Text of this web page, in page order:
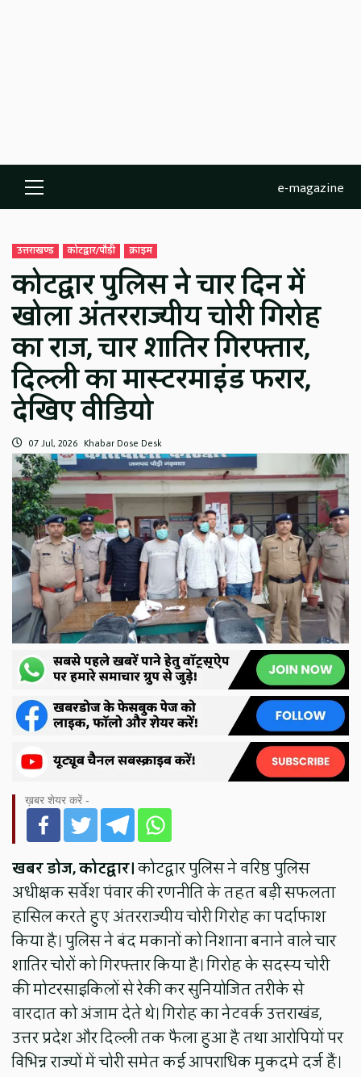
Primary
Menu
e-magazine
उत्तराखण्ड कोटद्वार/पौड़ी क्राइम
कोटद्वार पुलिस ने चार दिन में
खोला अंतरराज्यीय चोरी गिरोह
का राज, चार शातिर गिरफ्तार,
दिल्ली का मास्टरमाइंड फरार,
देखिए वीडियो
07 Jul, 2026 Khabar Dose Desk
ख़बर शेयर करें -
खबर डोज, कोटद्वार।कोटद्वार पुलिस ने वरिष्ठ पुलिस
अधीक्षक सर्वेश पंवार की रणनीति के तहत बड़ी सफलता
हासिल करते हुए अंतरराज्यीय चोरी गिरोह का पर्दाफाश
किया है। पुलिस ने बंद मकानों को निशाना बनाने वाले चार
शातिर चोरों को गिरफ्तार किया है। गिरोह के सदस्य चोरी
की मोटरसाइकिलों से रेकी कर सुनियोजित तरीके से
वारदात को अंजाम देते थे। गिरोह का नेटवर्क उत्तराखंड,
उत्तर प्रदेश और दिल्ली तक फैला हुआ है तथा आरोपियों पर
विभिन्न राज्यों में चोरी समेत कई आपराधिक मुकदमे दर्ज हैं।